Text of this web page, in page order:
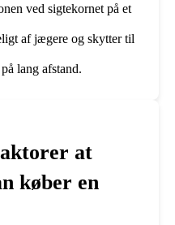
ved sigtekornet på et
af jægere og skytter til
lang afstand.
at
køber en